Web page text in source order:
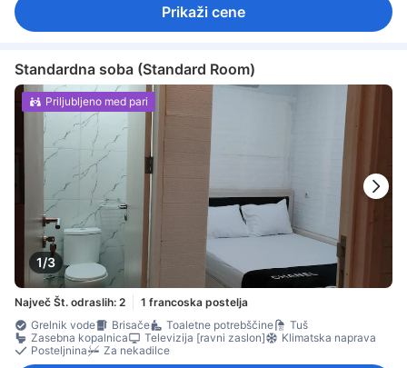
Prikaži cene
Standardna soba (Standard Room)
1/3
Priljubljeno med pari
Največ Št. odraslih: 2
1 francoska postelja
Grelnik vode
Brisače Toaletne potrebščine
Tuš
Zasebna kopalnica
Televizija [ravni zaslon]
Klimatska naprava
Posteljnina
Za nekadilce